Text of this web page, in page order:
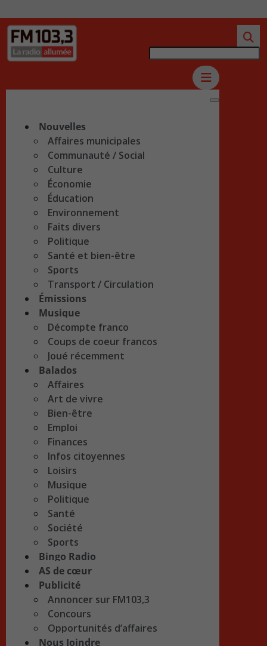
Nouvelles
Affaires municipales
Communauté / Social
Culture
Économie
Éducation
Environnement
Faits divers
Politique
Santé et bien-être
Sports
Transport / Circulation
Émissions
Musique
Décompte franco
Coups de coeur francos
Joué récemment
Balados
Affaires
Art de vivre
Bien-être
Emploi
Finances
Infos citoyennes
Loisirs
Musique
Politique
Santé
Société
Sports
Bingo Radio
AS de cœur
Publicité
Annoncer sur FM103,3
Concours
Opportunités d’affaires
Nous Joindre